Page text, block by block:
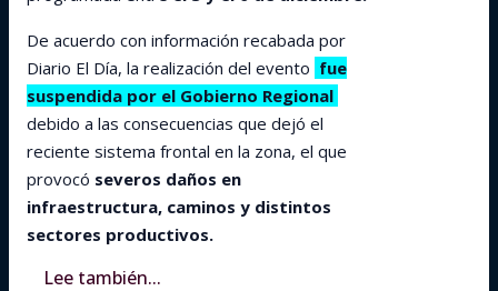
De acuerdo con información recabada por
Diario El Día, la realización del evento fue
suspendida por el Gobierno Regional
debido a las consecuencias que dejó el
reciente sistema frontal en la zona, el que
provocó severos daños en
infraestructura, caminos y distintos
sectores productivos.
Lee también...